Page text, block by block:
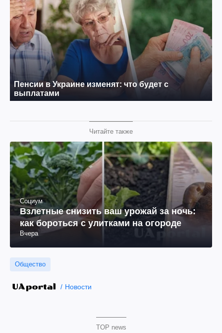
Читайте также
Социум
Взлетные снизить ваш урожай за ночь:
как бороться с улитками на огороде
Вчера
Общество
Новости
TOP news